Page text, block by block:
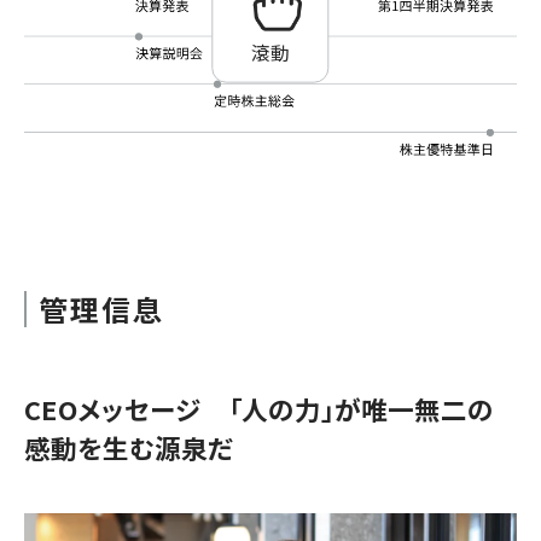
滾動
管理信息
CEOメッセージ 「人の力」が唯一無二の
感動を生む源泉だ